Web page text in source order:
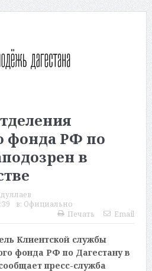
фонда РФ по
в
в: Официально
Печать
Email
Клиентской службы
фонда РФ по Дагестану в
пресс-служба